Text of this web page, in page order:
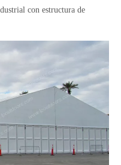
con estructura de